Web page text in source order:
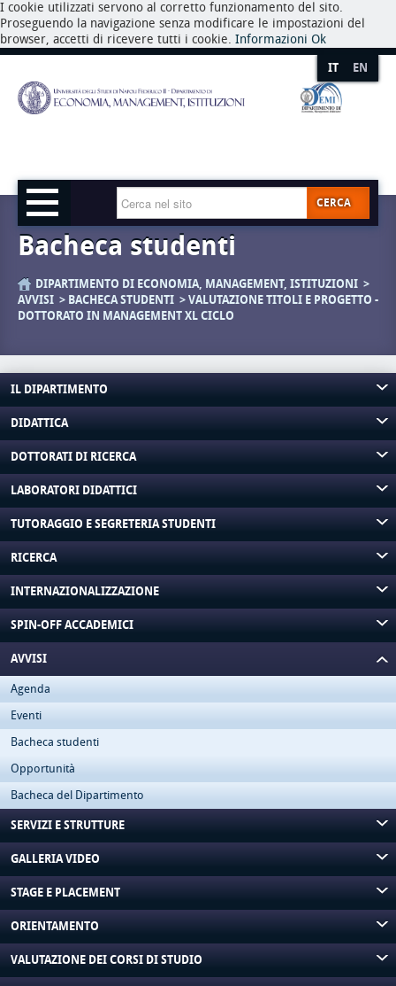
I cookie utilizzati servono al corretto funzionamento del sito.
Proseguendo la navigazione senza modificare le impostazioni del
browser, accetti di ricevere tutti i cookie. Informazioni Ok
IT EN
CERCA
Bacheca studenti
DIPARTIMENTO DI ECONOMIA, MANAGEMENT, ISTITUZIONI
AVVISI
BACHECA STUDENTI
VALUTAZIONE TITOLI E PROGETTO -
DOTTORATO IN MANAGEMENT XL CICLO
IL DIPARTIMENTO
DIDATTICA
DOTTORATI DI RICERCA
LABORATORI DIDATTICI
TUTORAGGIO E SEGRETERIA STUDENTI
RICERCA
INTERNAZIONALIZZAZIONE
SPIN-OFF ACCADEMICI
AVVISI
Agenda
Eventi
Bacheca studenti
Opportunità
Bacheca del Dipartimento
SERVIZI E STRUTTURE
GALLERIA VIDEO
STAGE E PLACEMENT
ORIENTAMENTO
VALUTAZIONE DEI CORSI DI STUDIO